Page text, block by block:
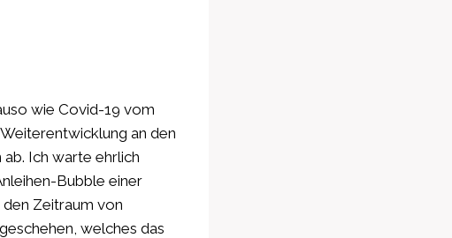
wie Covid-19 vom
an den
Ich warte ehrlich
Bubble einer
Zeitraum von
welches das